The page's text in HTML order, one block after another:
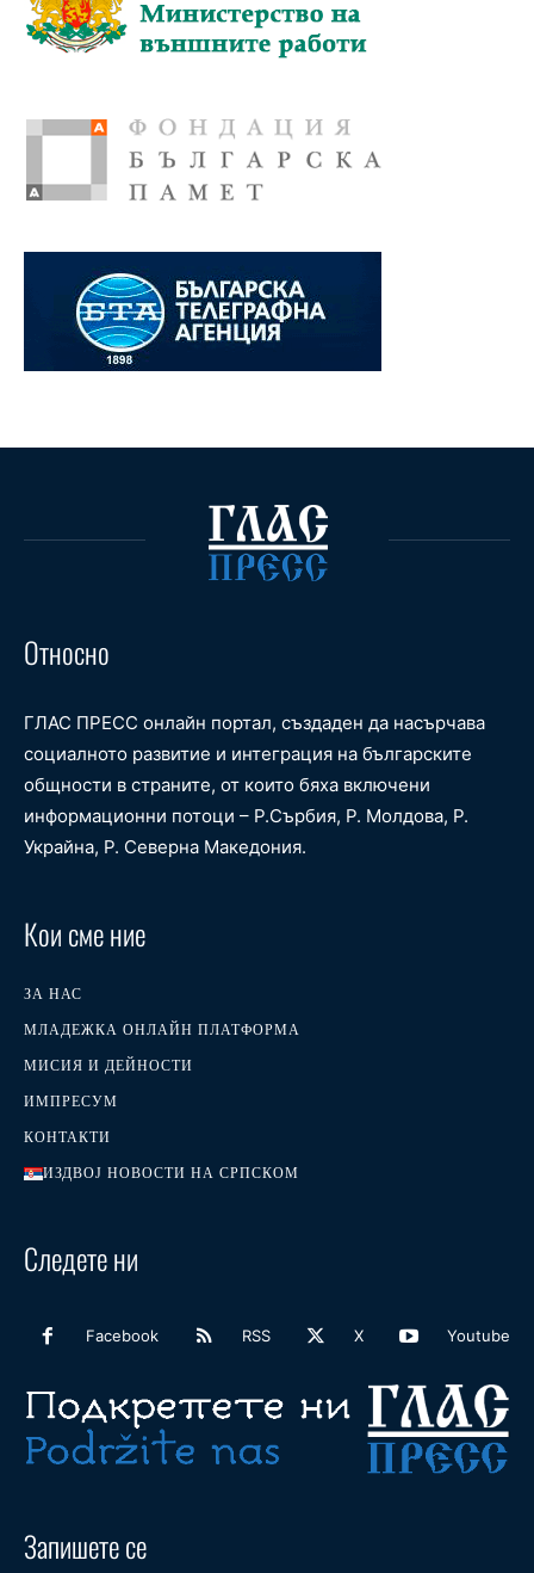
Относно
ГЛАС ПРЕСС онлайн портал, създаден да насърчава
социалното развитие и интеграция на българските
общности в страните, от които бяха включени
информационни потоци – Р.Сърбия, Р. Молдова, Р.
Украйна, Р. Северна Македония.
Кои сме ние
ЗА НАС
МЛАДЕЖКА ОНЛАЙН ПЛАТФОРМА
МИСИЯ И ДЕЙНОСТИ
ИМПРЕСУМ
КОНТАКТИ
ИЗДВОЈ НОВОСТИ НА СРПСКОМ
Следете ни
Facebook RSS X Youtube
Запишете се